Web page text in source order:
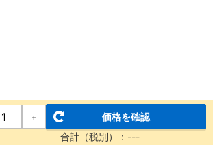
+
価格を確認
合計（税別）： ---